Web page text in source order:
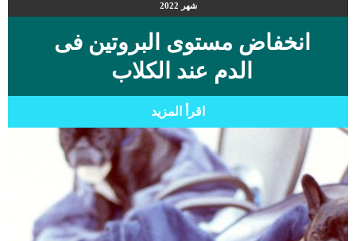
شهر 2022
انخفاض مستوى البروتين فى
الدم عند الكلاب
اقرأ المزيد